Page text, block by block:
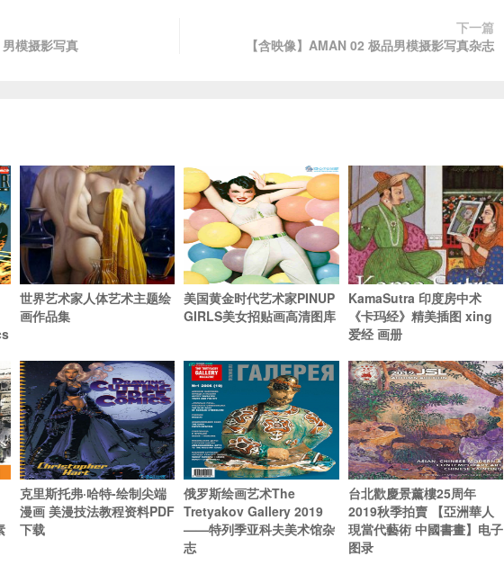
模摄影写真
下一篇
【含映像】AMAN 02 极品男模摄影写真杂志
世界艺术家人体艺术主题绘
画作品集
美国黄金时代艺术家PINUP
GIRLS美女招贴画高清图库
KamaSutra 印度房中术
《卡玛经》精美插图 xing
爱经 画册
克里斯托弗·哈特-绘制尖端
漫画 美漫技法教程资料PDF
下载
俄罗斯绘画艺术The
Tretyakov Gallery 2019
——特列季亚科夫美术馆杂
志
台北歡慶景薰樓25周年
2019秋季拍賣 【亞洲華人
現當代藝術 中國書畫】电子
图录